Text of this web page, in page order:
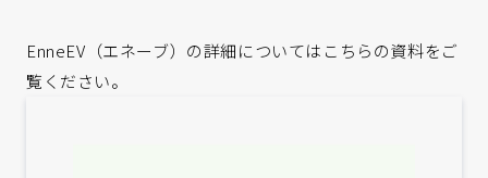
EnneEV（エネーブ）の詳細についてはこちらの資料をご
覧ください。